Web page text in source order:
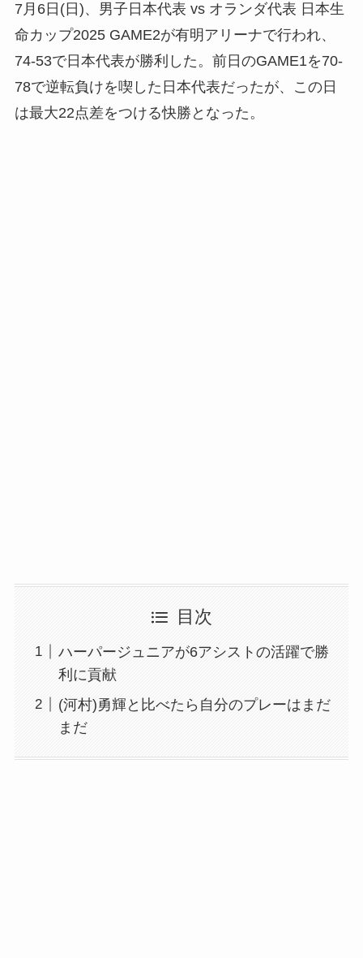
7月6日(日)、男子日本代表 vs オランダ代表 日本生
命カップ2025 GAME2が有明アリーナで行われ、
74-53で日本代表が勝利した。前日のGAME1を70-
78で逆転負けを喫した日本代表だったが、この日
は最大22点差をつける快勝となった。
目次
ハーパージュニアが6アシストの活躍で勝
利に貢献
(河村)勇輝と比べたら自分のプレーはまだ
まだ